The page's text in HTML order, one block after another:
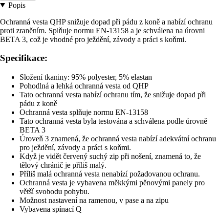
Popis
Ochranná vesta QHP snižuje dopad při pádu z koně a nabízí ochranu
proti zraněním. Splňuje normu EN-13158 a je schválena na úrovni
BETA 3, což je vhodné pro ježdění, závody a práci s koňmi.
Specifikace:
Složení tkaniny: 95% polyester, 5% elastan
Pohodlná a lehká ochranná vesta od QHP
Tato ochranná vesta nabízí ochranu tím, že snižuje dopad při
pádu z koně
Ochranná vesta splňuje normu EN-13158
Tato ochranná vesta byla testována a schválena podle úrovně
BETA 3
Úroveň 3 znamená, že ochranná vesta nabízí adekvátní ochranu
pro ježdění, závody a práci s koňmi.
Když je vidět červený suchý zip při nošení, znamená to, že
tělový chránič je příliš malý.
Příliš malá ochranná vesta nenabízí požadovanou ochranu.
Ochranná vesta je vybavena měkkými pěnovými panely pro
větší svobodu pohybu.
Možnost nastavení na ramenou, v pase a na zipu
Vybavena spínací Q